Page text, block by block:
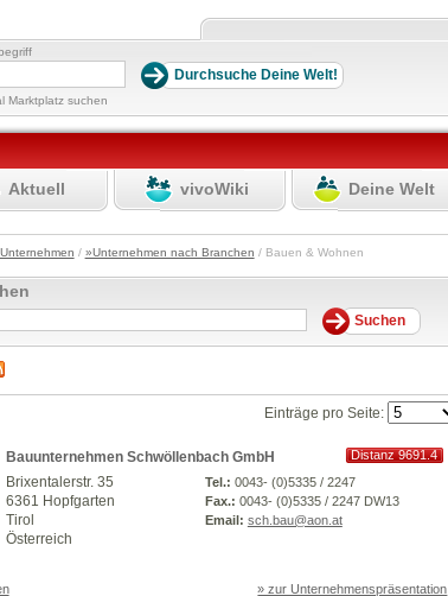
Marktplatz suchen
Aktuell vivoWiki Deine Welt
/ »Unternehmen nach Branchen / Bauen & Wohnen
Einträge pro Seite:
Bauunternehmen Schwöllenbach GmbH
Distanz 9691.4
Brixentalerstr. 35
6361 Hopfgarten
Tirol
Österreich
Tel.: 0043- (0)5335 / 2247
Fax.: 0043- (0)5335 / 2247 DW13
Email: sch.bau@aon.at
» zur Unternehmenspräsentation